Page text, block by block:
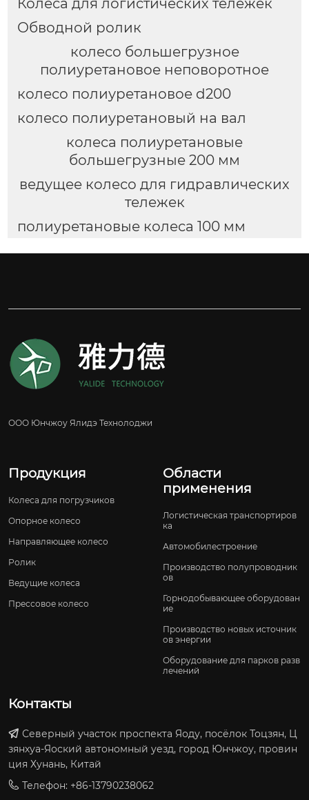
Колеса для логистических тележек
Обводной ролик
колесо большегрузное
полиуретановое неповоротное
колесо полиуретановое d200
колесо полиуретановый на вал
колеса полиуретановые
большегрузные 200 мм
ведущее колесо для гидравлических
тележек
полиуретановые колеса 100 мм
ООО Юнчжоу Ялидэ Технолоджи
Продукция
Колеса для погрузчиков
Опорное колесо
Направляющее колесо
Ролик
Ведущие колеса
Прессовое колесо
Области
применения
Логистическая транспортиров
ка
Автомобилестроение
Производство полупроводник
ов
Горнодобывающее оборудован
ие
Производство новых источник
ов энергии
Оборудование для парков разв
лечений
Контакты
Северный участок проспекта Яоду, посёлок Тоцзян, Ц
зянхуа-Яоский автономный уезд, город Юнчжоу, провин
ция Хунань, Китай
Телефон: +86-13790238062